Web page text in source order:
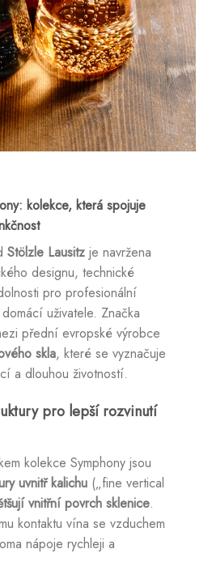
kolekce, která spojuje
Stölzle Lausitz je navržena
designu, technické
pro profesionální
uživatele. Značka
přední evropské výrobce
skla, které se vyznačuje
a dlouhou životností.
pro lepší rozvinutí
kolekce Symphony jsou
uvnitř kalichu („fine vertical
vnitřní povrch sklenice.
kontaktu vína se vzduchem
nápoje rychleji a